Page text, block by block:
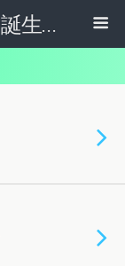
ロールケーキの通販や誕生日ケーキ【ケーキ屋健ちゃん】東大阪市